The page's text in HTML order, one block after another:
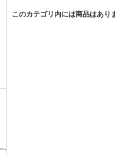
-
このカテゴリ内には商品はあり